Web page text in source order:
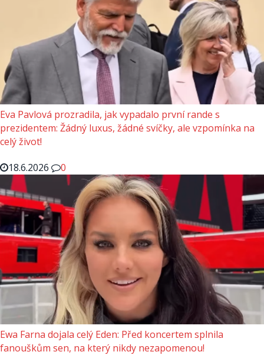
Eva Pavlová prozradila, jak vypadalo první rande s
prezidentem: Žádný luxus, žádné svíčky, ale vzpomínka na
celý život!
18.6.2026
0
Ewa Farna dojala celý Eden: Před koncertem splnila
fanouškům sen, na který nikdy nezapomenou!